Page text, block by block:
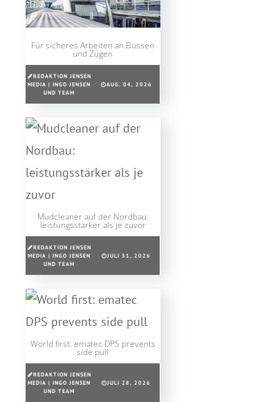
Für sicheres Arbeiten an Bussen
und Zügen
REDAKTION JENSEN
MEDIA | INGO JENSEN
UND TEAM
AUG. 04, 2026
Mudcleaner auf der Nordbau:
leistungsstärker als je zuvor
REDAKTION JENSEN
MEDIA | INGO JENSEN
UND TEAM
JULI 31, 2026
World first: ematec DPS prevents
side pull
REDAKTION JENSEN
MEDIA | INGO JENSEN
UND TEAM
JULI 28, 2026